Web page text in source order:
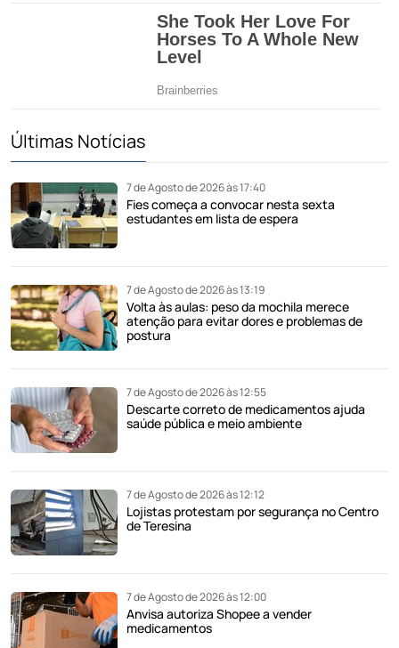
Últimas Notícias
7 de Agosto de 2026 às 17:40
Fies começa a convocar nesta sexta
estudantes em lista de espera
7 de Agosto de 2026 às 13:19
Volta às aulas: peso da mochila merece
atenção para evitar dores e problemas de
postura
7 de Agosto de 2026 às 12:55
Descarte correto de medicamentos ajuda
saúde pública e meio ambiente
7 de Agosto de 2026 às 12:12
Lojistas protestam por segurança no Centro
de Teresina
7 de Agosto de 2026 às 12:00
Anvisa autoriza Shopee a vender
medicamentos